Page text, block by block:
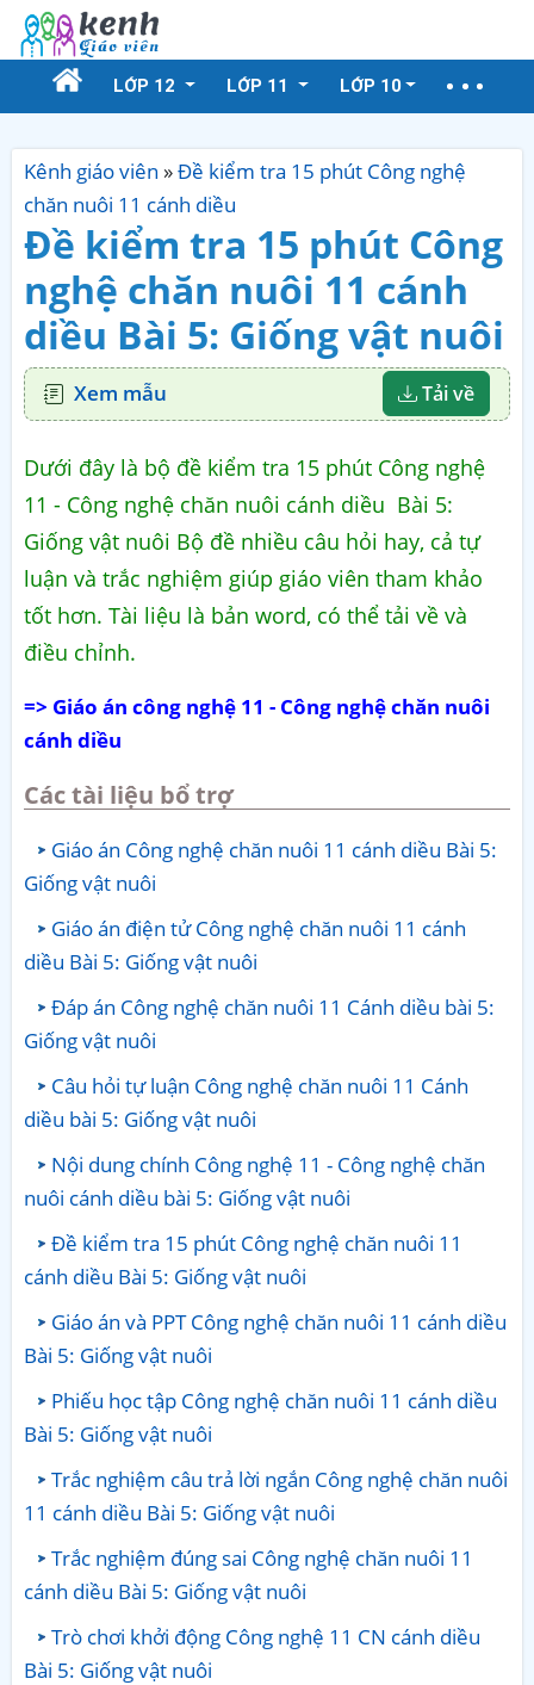
LỚP 12 LỚP 11 LỚP 10
Kênh giáo viên »Đề kiểm tra 15 phút Công nghệ
chăn nuôi 11 cánh diều
Đề kiểm tra 15 phút Công
nghệ chăn nuôi 11 cánh
diều Bài 5: Giống vật nuôi
Xem mẫu Tải về
Dưới đây là bộ đề kiểm tra 15 phút Công nghệ
11 - Công nghệ chăn nuôi cánh diều Bài 5:
Giống vật nuôi Bộ đề nhiều câu hỏi hay, cả tự
luận và trắc nghiệm giúp giáo viên tham khảo
tốt hơn. Tài liệu là bản word, có thể tải về và
điều chỉnh.
=> Giáo án công nghệ 11 - Công nghệ chăn nuôi
cánh diều
Các tài liệu bổ trợ
Giáo án Công nghệ chăn nuôi 11 cánh diều Bài 5:
Giống vật nuôi
Giáo án điện tử Công nghệ chăn nuôi 11 cánh
diều Bài 5: Giống vật nuôi
Đáp án Công nghệ chăn nuôi 11 Cánh diều bài 5:
Giống vật nuôi
Câu hỏi tự luận Công nghệ chăn nuôi 11 Cánh
diều bài 5: Giống vật nuôi
Nội dung chính Công nghệ 11 - Công nghệ chăn
nuôi cánh diều bài 5: Giống vật nuôi
Đề kiểm tra 15 phút Công nghệ chăn nuôi 11
cánh diều Bài 5: Giống vật nuôi
Giáo án và PPT Công nghệ chăn nuôi 11 cánh diều
Bài 5: Giống vật nuôi
Phiếu học tập Công nghệ chăn nuôi 11 cánh diều
Bài 5: Giống vật nuôi
Trắc nghiệm câu trả lời ngắn Công nghệ chăn nuôi
11 cánh diều Bài 5: Giống vật nuôi
Trắc nghiệm đúng sai Công nghệ chăn nuôi 11
cánh diều Bài 5: Giống vật nuôi
Trò chơi khởi động Công nghệ 11 CN cánh diều
Bài 5: Giống vật nuôi